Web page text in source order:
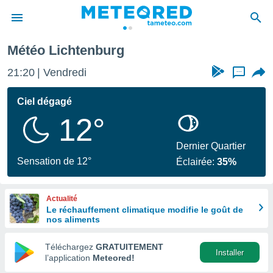
de
en
Météo Lichtenburg
21:20 Vendredi ...
Ciel dégagé
12°
Sensation de 12°
Dernier Quartier
Éclairée:35%
Actualité
Le réchauffement climatique modifie le goût de
nos aliments
Téléchargez GRATUITEMENT
l’application Meteored!
Installer